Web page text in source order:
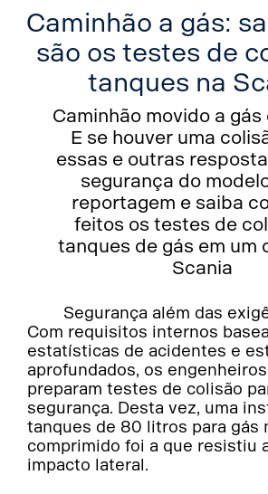
Caminhão a gás:
são os testes de
tanques na
Caminhão movido a gás
E se houver uma
essas e outras
segurança do
reportagem e saiba
feitos os testes de
tanques de gás em um
Scania
Segurança além das
Com requisitos internos
estatísticas de acidentes e
aprofundados, os
preparam testes de colisão
segurança. Desta vez, uma
tanques de 80 litros para gás
comprimido foi a que resistiu
impacto lateral.